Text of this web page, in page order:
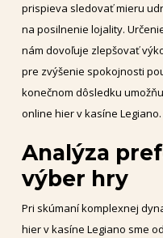
prispieva sledovať mieru
na posilnenie lojality.
nám dovoľuje zlepšovať
pre zvýšenie spokojnosti
konečnom dôsledku
online hier v kasíne Legiano.
Analýza
výber hry
Pri skúmaní komplexnej
hier v kasíne Legiano sme